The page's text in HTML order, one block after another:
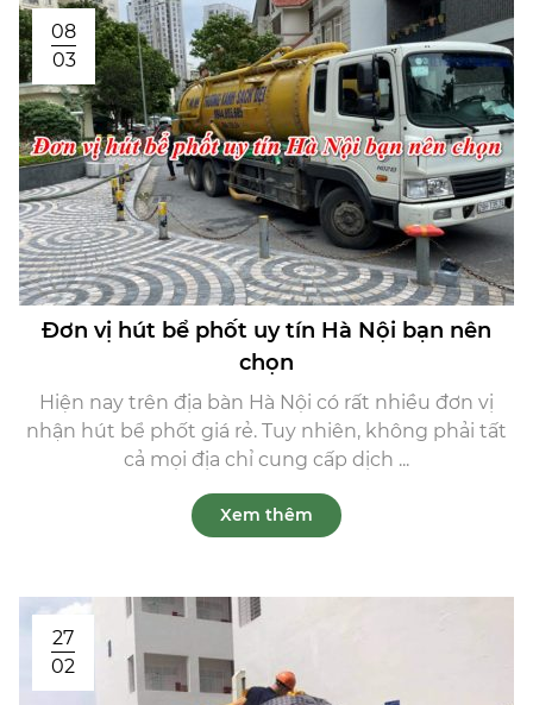
08
03
Đơn vị hút bể phốt uy tín Hà Nội bạn nên
chọn
Hiện nay trên địa bàn Hà Nội có rất nhiều đơn vị
nhận hút bể phốt giá rẻ. Tuy nhiên, không phải tất
cả mọi địa chỉ cung cấp dịch ...
Xem thêm
27
02